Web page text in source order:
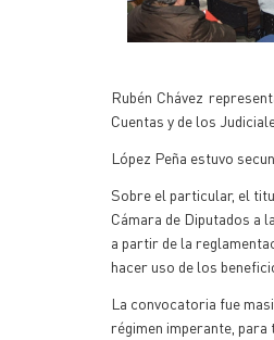
Rubén Chávez
Cuentas y de los
López Peña estuvo
Sobre el particular, el
Cámara de Diputados a
a partir de la
hacer uso de los
La convocatoria fue
régimen imperante,